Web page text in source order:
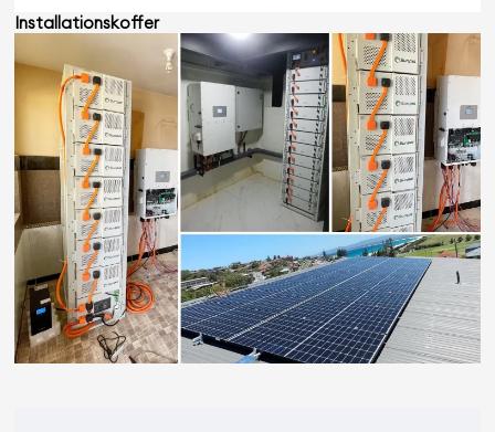
Installationskoffer